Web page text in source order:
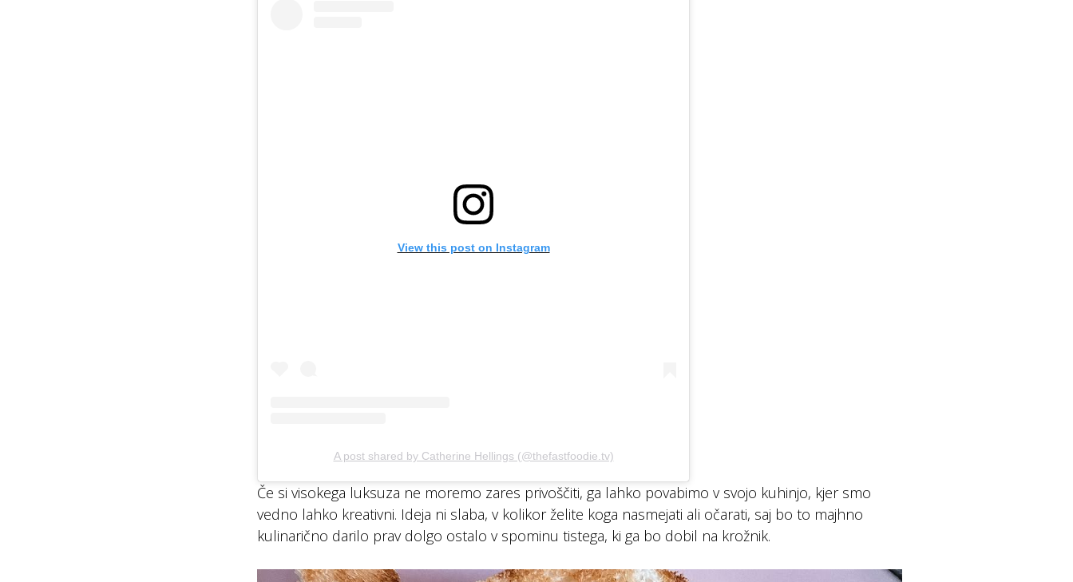
View this post on Instagram
A post shared by Catherine Hellings (@thefastfoodie.tv)
Če si visokega luksuza ne moremo zares privoščiti, ga lahko povabimo v svojo kuhinjo, kjer smo
vedno lahko kreativni. Ideja ni slaba, v kolikor želite koga nasmejati ali očarati, saj bo to majhno
kulinarično darilo prav dolgo ostalo v spominu tistega, ki ga bo dobil na krožnik.